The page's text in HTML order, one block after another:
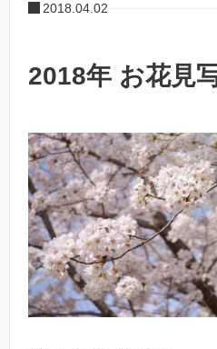
2018.04.02
2018年 お花見